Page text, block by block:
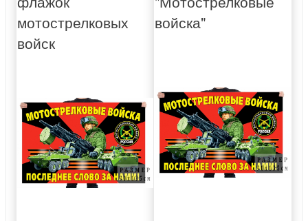
мотострелковых
войск
войска"